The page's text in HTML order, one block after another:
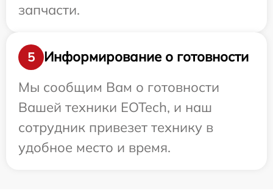
запчасти.
5
Информирование о готовности
Мы сообщим Вам о готовности
Вашей техники EOTech, и наш
сотрудник привезет технику в
удобное место и время.